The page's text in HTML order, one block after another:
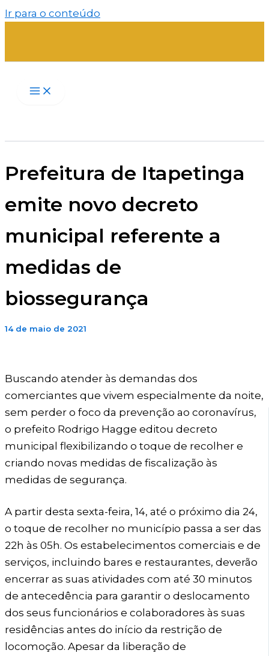
Ir para o conteúdo
Prefeitura de Itapetinga
emite novo decreto
municipal referente a
medidas de
biossegurança
14 de maio de 2021
Buscando atender às demandas dos
comerciantes que vivem especialmente da noite,
sem perder o foco da prevenção ao coronavírus,
o prefeito Rodrigo Hagge editou decreto
municipal flexibilizando o toque de recolher e
criando novas medidas de fiscalização às
medidas de segurança.
A partir desta sexta-feira, 14, até o próximo dia 24,
o toque de recolher no município passa a ser das
22h às 05h. Os estabelecimentos comerciais e de
serviços, incluindo bares e restaurantes, deverão
encerrar as suas atividades com até 30 minutos
de antecedência para garantir o deslocamento
dos seus funcionários e colaboradores às suas
residências antes do início da restrição de
locomoção. Apesar da liberação de